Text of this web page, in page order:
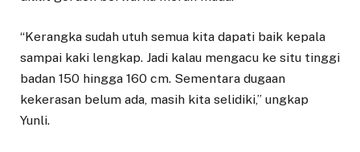
“Kerangka sudah utuh semua kita dapati baik kepala
sampai kaki lengkap. Jadi kalau mengacu ke situ tinggi
badan 150 hingga 160 cm. Sementara dugaan
kekerasan belum ada, masih kita selidiki,” ungkap
Yunli.